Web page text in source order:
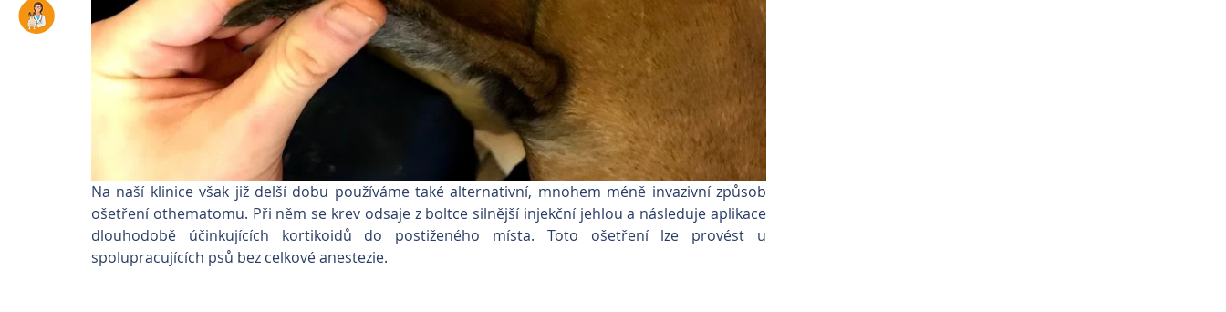
Na naší klinice však již delší dobu používáme také alternativní, mnohem méně invazivní způsob
ošetření othematomu. Při něm se krev odsaje z boltce silnější injekční jehlou a následuje aplikace
dlouhodobě účinkujících kortikoidů do postiženého místa. Toto ošetření lze provést u
spolupracujících psů bez celkové anestezie.